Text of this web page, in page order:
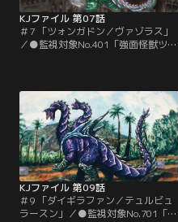
KJファイル 第07話
＃7 「ツォンガドン／ヴァゾラス」
／●監視対象No.401「強面怪獣ツォ
声。米国中西部の荒野に出現したの
は…。●監視対象No.708「歯状装甲
獣ヴァゾラス」について、監視中の
クレア・コールマン博士より緊急報
告。全身にチェーンソーのよう
な…。
KJファイル 第09話
＃9 「ダイギラファン／テュルビュ
ラースン」／●監視対象No.701「双